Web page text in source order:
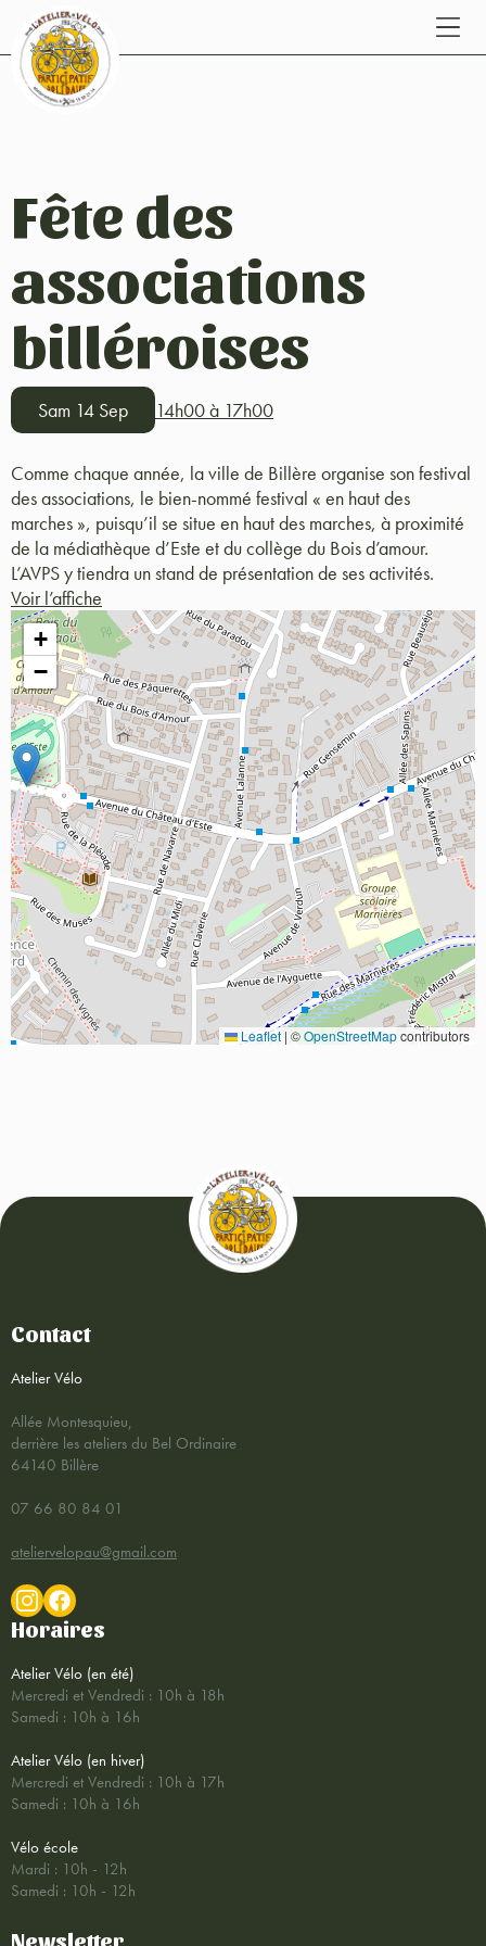
Fête des
associations
billéroises
Sam 14 Sep 14h00 à 17h00
Comme chaque année, la ville de Billère organise son festival
des associations, le bien-nommé festival « en haut des
marches », puisqu’il se situe en haut des marches, à proximité
de la médiathèque d’Este et du collège du Bois d’amour.
L’AVPS y tiendra un stand de présentation de ses activités.
Voir l’affiche
+
−
Leaflet | ©OpenStreetMapcontributors
Contact
Atelier Vélo
Allée Montesquieu,
derrière les ateliers du Bel Ordinaire
64140 Billère
07 66 80 84 01
ateliervelopau@gmail.com
Horaires
Atelier Vélo (en été)
Mercredi et Vendredi : 10h à 18h
Samedi : 10h à 16h
Atelier Vélo (en hiver)
Mercredi et Vendredi : 10h à 17h
Samedi : 10h à 16h
Vélo école
Mardi : 10h - 12h
Samedi : 10h - 12h
Newsletter